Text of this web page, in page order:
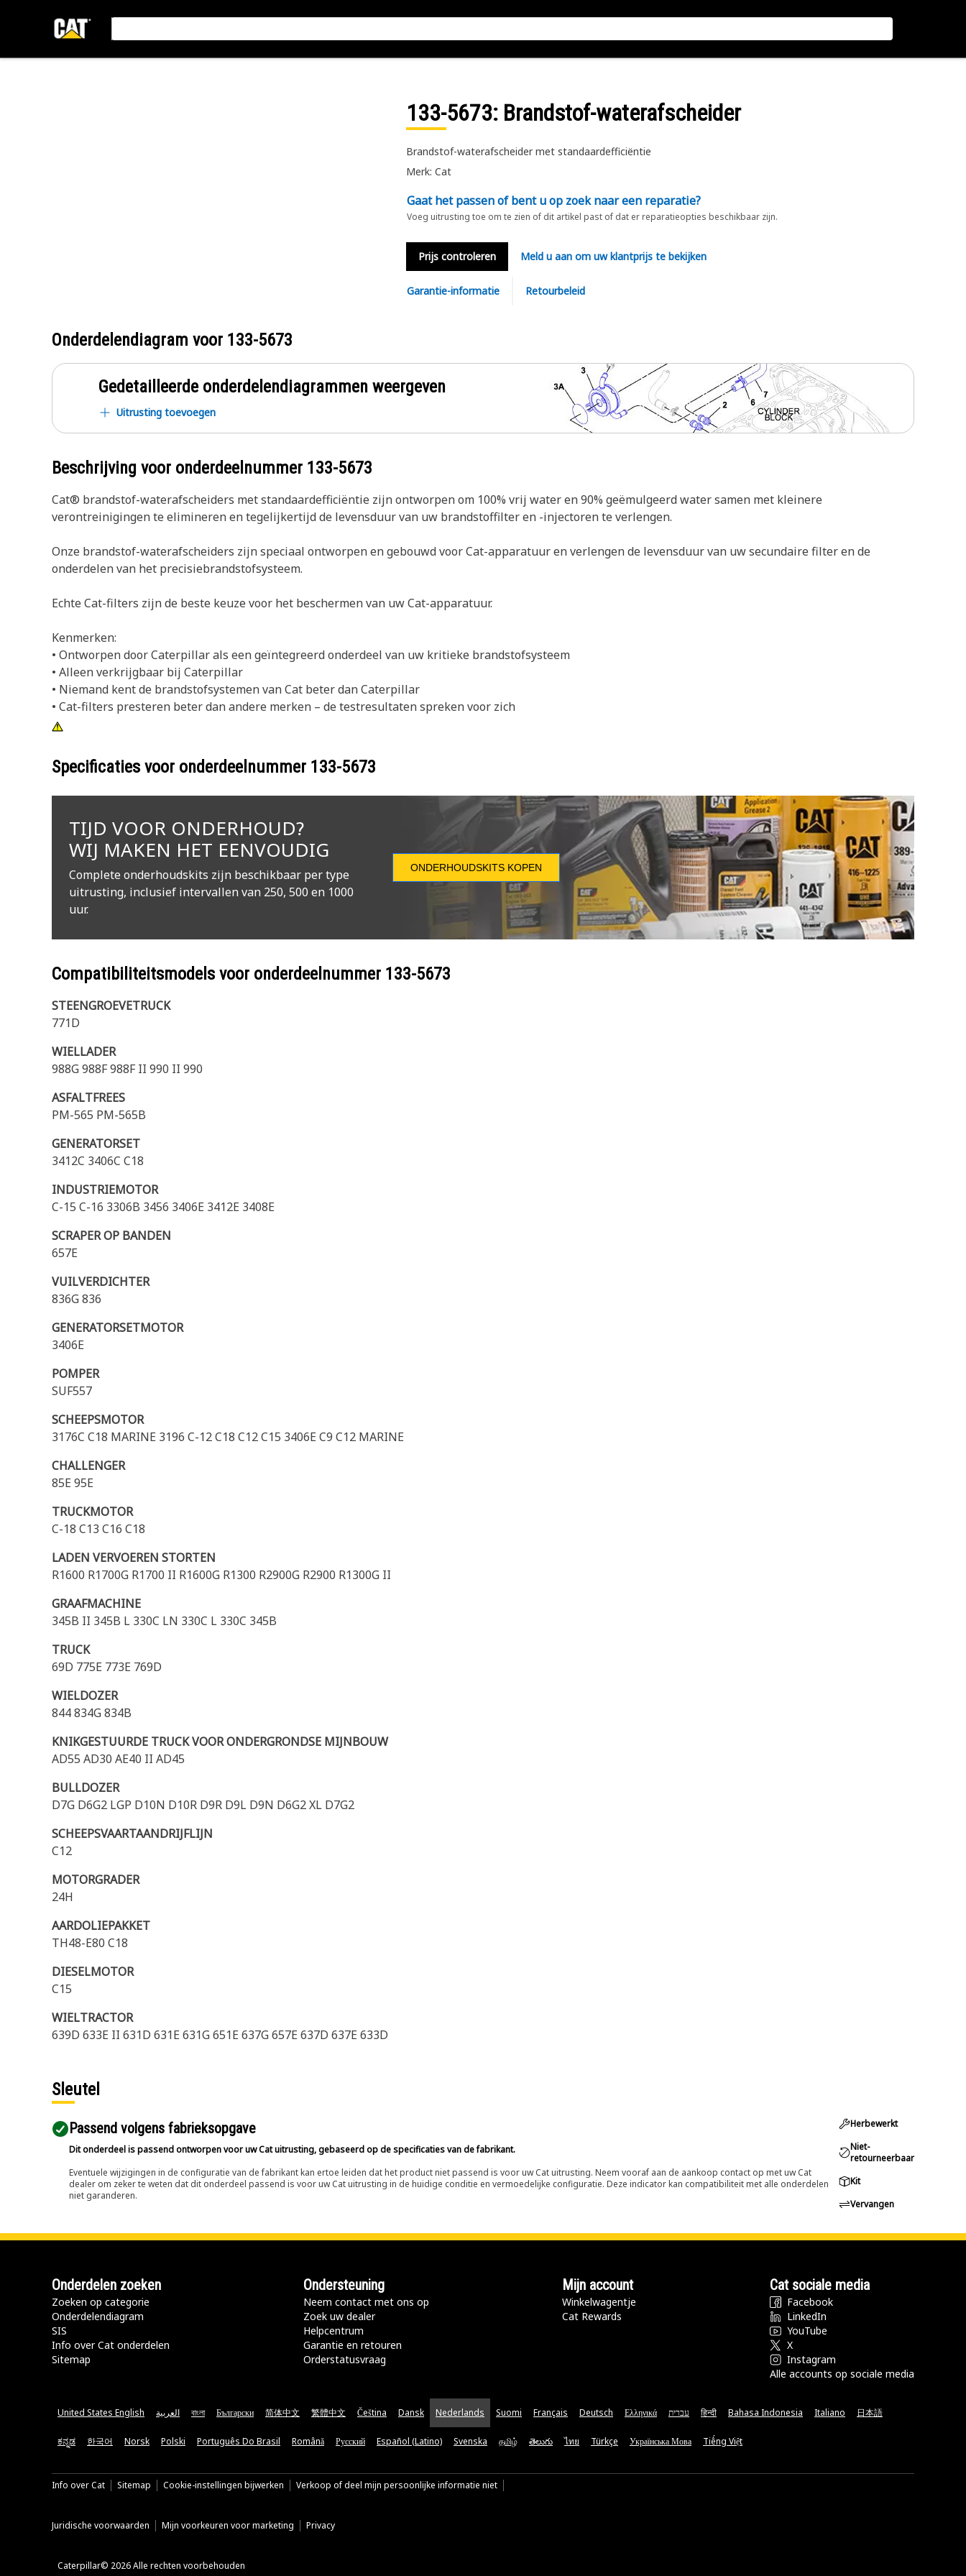
133-5673: Brandstof-waterafscheider
Brandstof-waterafscheider met standaardefficiëntie
Merk: Cat
Gaat het passen of bent u op zoek naar een reparatie?
Voeg uitrusting toe om te zien of dit artikel past of dat er reparatieopties beschikbaar zijn.
Prijs controleren Meld u aan om uw klantprijs te bekijken
Garantie-informatie Retourbeleid
Onderdelendiagram voor 133-5673
Gedetailleerde onderdelendiagrammen weergeven
Uitrusting toevoegen
Beschrijving voor onderdeelnummer 133-5673
Cat® brandstof-waterafscheiders met standaardefficiëntie zijn ontworpen om 100% vrij water en 90% geëmulgeerd water samen met kleinere
verontreinigingen te elimineren en tegelijkertijd de levensduur van uw brandstoffilter en -injectoren te verlengen.
Onze brandstof-waterafscheiders zijn speciaal ontworpen en gebouwd voor Cat-apparatuur en verlengen de levensduur van uw secundaire filter en de
onderdelen van het precisiebrandstofsysteem.
Echte Cat-filters zijn de beste keuze voor het beschermen van uw Cat-apparatuur.
Kenmerken:
• Ontworpen door Caterpillar als een geïntegreerd onderdeel van uw kritieke brandstofsysteem
• Alleen verkrijgbaar bij Caterpillar
• Niemand kent de brandstofsystemen van Cat beter dan Caterpillar
• Cat-filters presteren beter dan andere merken – de testresultaten spreken voor zich
Specificaties voor onderdeelnummer 133-5673
TIJD VOOR ONDERHOUD?
WIJ MAKEN HET EENVOUDIG
Complete onderhoudskits zijn beschikbaar per type
uitrusting, inclusief intervallen van 250, 500 en 1000
uur.
ONDERHOUDSKITS KOPEN
Compatibiliteitsmodels voor onderdeelnummer 133-5673
STEENGROEVETRUCK
771D
WIELLADER
988G 988F 988F II 990 II 990
ASFALTFREES
PM-565 PM-565B
GENERATORSET
3412C 3406C C18
INDUSTRIEMOTOR
C-15 C-16 3306B 3456 3406E 3412E 3408E
SCRAPER OP BANDEN
657E
VUILVERDICHTER
836G 836
GENERATORSETMOTOR
3406E
POMPER
SUF557
SCHEEPSMOTOR
3176C C18 MARINE 3196 C-12 C18 C12 C15 3406E C9 C12 MARINE
CHALLENGER
85E 95E
TRUCKMOTOR
C-18 C13 C16 C18
LADEN VERVOEREN STORTEN
R1600 R1700G R1700 II R1600G R1300 R2900G R2900 R1300G II
GRAAFMACHINE
345B II 345B L 330C LN 330C L 330C 345B
TRUCK
69D 775E 773E 769D
WIELDOZER
844 834G 834B
KNIKGESTUURDE TRUCK VOOR ONDERGRONDSE MIJNBOUW
AD55 AD30 AE40 II AD45
BULLDOZER
D7G D6G2 LGP D10N D10R D9R D9L D9N D6G2 XL D7G2
SCHEEPSVAARTAANDRIJFLIJN
C12
MOTORGRADER
24H
AARDOLIEPAKKET
TH48-E80 C18
DIESELMOTOR
C15
WIELTRACTOR
639D 633E II 631D 631E 631G 651E 637G 657E 637D 637E 633D
Sleutel
Passend volgens fabrieksopgave
Dit onderdeel is passend ontworpen voor uw Cat uitrusting, gebaseerd op de specificaties van de fabrikant.
Eventuele wijzigingen in de configuratie van de fabrikant kan ertoe leiden dat het product niet passend is voor uw Cat uitrusting. Neem vooraf aan de aankoop contact op met uw Cat
dealer om zeker te weten dat dit onderdeel passend is voor uw Cat uitrusting in de huidige conditie en vermoedelijke configuratie. Deze indicator kan compatibiliteit met alle onderdelen
niet garanderen.
Herbewerkt
Niet-
retourneerbaar
Kit
Vervangen
Onderdelen zoeken
Zoeken op categorie
Onderdelendiagram
SIS
Info over Cat onderdelen
Sitemap
Ondersteuning
Neem contact met ons op
Zoek uw dealer
Helpcentrum
Garantie en retouren
Orderstatusvraag
Mijn account
Winkelwagentje
Cat Rewards
Cat sociale media
Facebook
LinkedIn
YouTube
X
Instagram
Alle accounts op sociale media
United States English العربية বাংলা Български 简体中文 繁體中文 Čeština Dansk Nederlands Suomi Français Deutsch Ελληνικά עברית हिन्दी Bahasa Indonesia Italiano 日本語
ಕನ್ನಡ 한국어 Norsk Polski Português Do Brasil Română Русский Español (Latino) Svenska தமிழ் తెలుగు ไทย Türkçe Українська Мова Tiếng Việt
Info over Cat Sitemap Cookie-instellingen bijwerken Verkoop of deel mijn persoonlijke informatie niet
Juridische voorwaarden Mijn voorkeuren voor marketing Privacy
Caterpillar© 2026 Alle rechten voorbehouden